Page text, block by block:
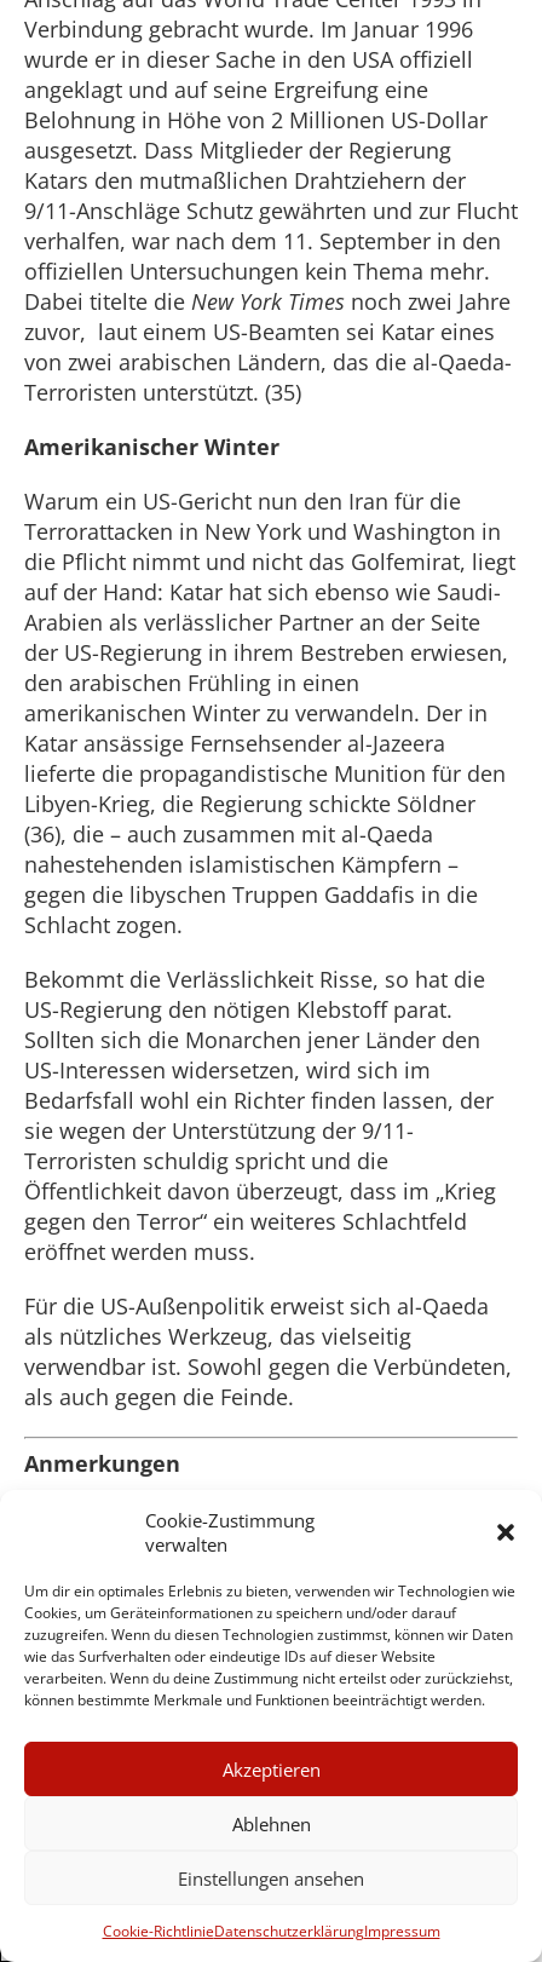
Cookie-Zustimmung
verwalten
Um dir ein optimales Erlebnis zu bieten, verwenden wir Technologien wie
Cookies, um Geräteinformationen zu speichern und/oder darauf
zuzugreifen. Wenn du diesen Technologien zustimmst, können wir Daten
wie das Surfverhalten oder eindeutige IDs auf dieser Website
verarbeiten. Wenn du deine Zustimmung nicht erteilst oder zurückziehst,
können bestimmte Merkmale und Funktionen beeinträchtigt werden.
Akzeptieren
Ablehnen
Einstellungen ansehen
Cookie-RichtlinieDatenschutzerklärungImpressum
Verbindung gebracht wurde. Im Januar 1996
wurde er in dieser Sache in den USA offiziell
angeklagt und auf seine Ergreifung eine
Belohnung in Höhe von 2 Millionen US-Dollar
ausgesetzt. Dass Mitglieder der Regierung
Katars den mutmaßlichen Drahtziehern der
9/11-Anschläge Schutz gewährten und zur Flucht
verhalfen, war nach dem 11. September in den
offiziellen Untersuchungen kein Thema mehr.
Dabei titelte die New York Times noch zwei Jahre
zuvor, laut einem US-Beamten sei Katar eines
von zwei arabischen Ländern, das die al-Qaeda-
Terroristen unterstützt. (35)
Amerikanischer Winter
Warum ein US-Gericht nun den Iran für die
Terrorattacken in New York und Washington in
die Pflicht nimmt und nicht das Golfemirat, liegt
auf der Hand: Katar hat sich ebenso wie Saudi-
Arabien als verlässlicher Partner an der Seite
der US-Regierung in ihrem Bestreben erwiesen,
den arabischen Frühling in einen
amerikanischen Winter zu verwandeln. Der in
Katar ansässige Fernsehsender al-Jazeera
lieferte die propagandistische Munition für den
Libyen-Krieg, die Regierung schickte Söldner
(36), die – auch zusammen mit al-Qaeda
nahestehenden islamistischen Kämpfern –
gegen die libyschen Truppen Gaddafis in die
Schlacht zogen.
Bekommt die Verlässlichkeit Risse, so hat die
US-Regierung den nötigen Klebstoff parat.
Sollten sich die Monarchen jener Länder den
US-Interessen widersetzen, wird sich im
Bedarfsfall wohl ein Richter finden lassen, der
sie wegen der Unterstützung der 9/11-
Terroristen schuldig spricht und die
Öffentlichkeit davon überzeugt, dass im „Krieg
gegen den Terror“ ein weiteres Schlachtfeld
eröffnet werden muss.
Für die US-Außenpolitik erweist sich al-Qaeda
als nützliches Werkzeug, das vielseitig
verwendbar ist. Sowohl gegen die Verbündeten,
als auch gegen die Feinde.
Anmerkungen
http://web.archive.org/web/20070704044058/htt
p://www.msnbc.msn.com/id/19375611/site/new
sweek/
(2) Bericht der 9/11-Untersuchungskommission,
S.241
(3)http://www.iran911case.com/
(4) ebd.
(6) Bericht der 9/11-Untersuchungskommission,
×